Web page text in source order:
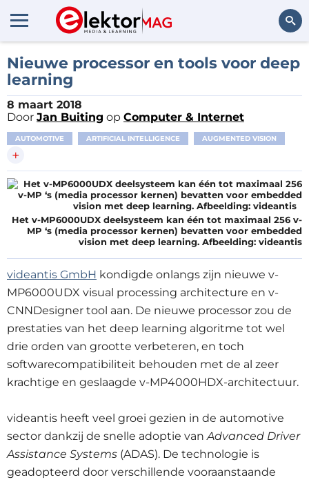
Zoeken
Nieuwe processor en tools voor deep
learning
8 maart 2018
Door Jan Buiting op Computer & Internet
AUTOMOTIVE ARTIFICIAL INTELLIGENCE AUGMENTED VISION
+
Het v-MP6000UDX deelsysteem kan één tot maximaal 256 v-
MP ‘s (media processor kernen) bevatten voor embedded
vision met deep learning. Afbeelding: videantis
videantis GmbH kondigde onlangs zijn nieuwe v-
MP6000UDX visual processing architecture en v-
CNNDesigner tool aan. De nieuwe processor zou de
prestaties van het deep learning algoritme tot wel
drie orden van grootte verbeteren, en toch
softwarecompatibiliteit behouden met de al zeer
krachtige en geslaagde v-MP4000HDX-architectuur.
videantis heeft veel groei gezien in de automotive
sector dankzij de snelle adoptie vanAdvanced Driver
Assistance Systems (ADAS). De technologie is
geadopteerd door verschillende vooraanstaande